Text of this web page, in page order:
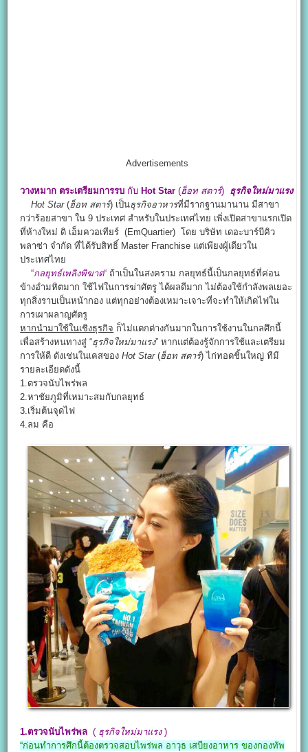
Advertisements
วางหมาก ตระเตรียมการรบ กับ Hot Star (ฮ็อท สตาร์) ธุรกิจใหม่มาแรง
Hot Star(ฮ็อท สตาร์) เป็นธุรกิจอาหารที่มีรากฐานมานาน มีสาขา
กว่าร้อยสาขา ใน 9 ประเทศ สำหรับในประเทศไทย เพิ่งเปิดสาขาแรกเปิด
ที่ห้างใหม่ ดิ เอ็มควอเทียร์ (EmQuartier) โดย บริษัท เดอะบาร์บีคิว
พลาซ่า จำกัด ที่ได้รับสิทธิ์ Master Franchise แต่เพียงผู้เดียวใน
ประเทศไทย
“กลยุทธ์เพลิงพิฆาต“ ถ้าเป็นในสงคราม กลยุทธ์นี้เป็นกลยุทธ์ที่ค่อน
ข้างอำมหิตมาก ใช้ไฟในการฆ่าศัตรู ได้ผลดีมาก ไม่ต้องใช้กำลังพลเยอะ
ทุกสิ่งราบเป็นหน้ากอง แต่ทุกอย่างต้องเหมาะเจาะที่จะทำให้เกิดไฟใน
การเผาผลาญศัตรู
หากนำมาใช้ในเชิงธุรกิจ ก็ไม่แตกต่างกันมากในการใช้งานในกลศึกนี้
เพื่อสร้างหนทางสู่ “ธุรกิจใหม่มาแรง” หากแต่ต้องรู้จักการใช้และเตรียม
การให้ดี ดังเช่นในเคสของHot Star(ฮ็อท สตาร์) ไก่ทอดชิ้นใหญ่ ทีมี
รายละเอียดดังนี้
1.ตรวจนับไพร่พล
2.หาชัยภูมิที่เหมาะสมกับกลยุทธ์
3.เริ่มต้นจุดไฟ
4.ลม คือ
1.ตรวจนับไพร่พล( ธุรกิจใหม่มาแรง )
“ก่อนทำการศึกนี้ต้องตรวจสอบไพร่พล อาวุธ เสบียงอาหาร ของกองทัพ